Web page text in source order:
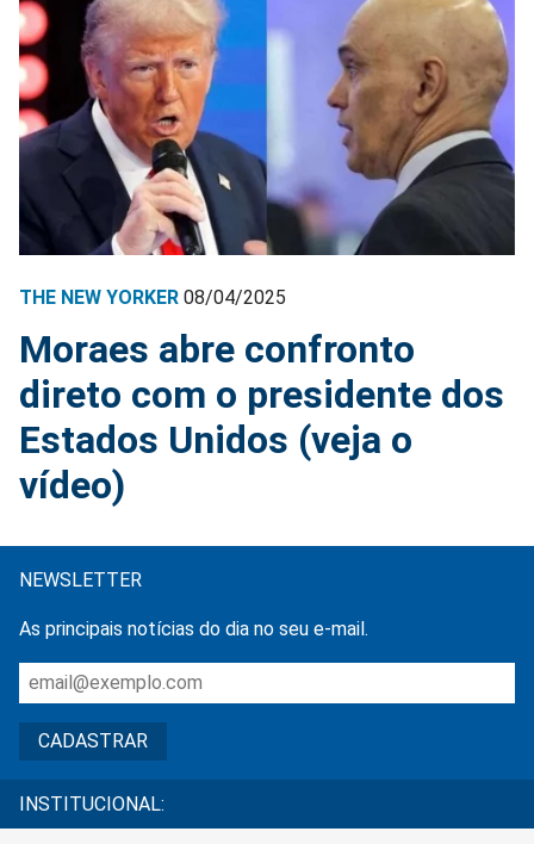
THE NEW YORKER 08/04/2025
Moraes abre confronto
direto com o presidente dos
Estados Unidos (veja o
vídeo)
NEWSLETTER
As principais notícias do dia no seu e-mail.
INSTITUCIONAL: